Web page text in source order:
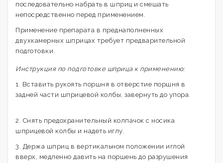
последовательно набрать в шприц и смешать
непосредственно перед применением.
Применение препарата в преднаполненных
двухкамерных шприцах требует предварительной
подготовки.
Инструкция по подготовке шприца к применению:
1. Вставить рукоять поршня в отверстие поршня в
задней части шприцевой колбы, завернуть до упора.
2. Снять предохранительный колпачок с носика
шприцевой колбы и надеть иглу.
3. Держа шприц в вертикальном положении иглой
вверх, медленно давить на поршень до разрушения